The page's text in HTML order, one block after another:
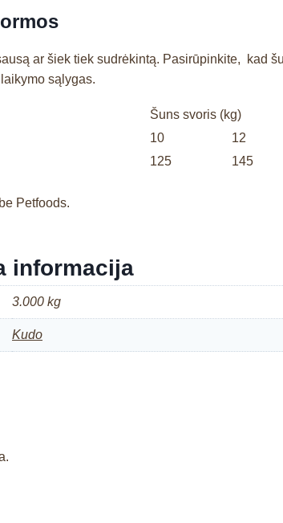
ar šiek tiek sudrėkintą. Pasirūpinkite, kad
sąlygas.
Šuns svoris (kg)
10
12
125 145
Petfoods.
informacija
3.000 kg
Kudo